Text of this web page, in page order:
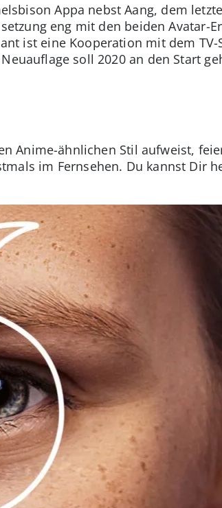
Appa nebst Aang, dem
eng mit den beiden Avatar-
ist eine Kooperation mit dem TV-
soll 2020 an den Start
Anime-ähnlichen Stil aufweist,
im Fernsehen. Du kannst Dir